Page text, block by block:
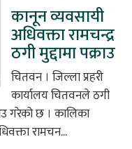
कानून व्यवसायी
अधिवक्ता रामचन्द्र
ठगी मुद्दामा पक्राउ
चितवन । जिल्ला प्रहरी
कार्यालय चितवनले ठगी
गरेको छ । कालिका
रामचन...